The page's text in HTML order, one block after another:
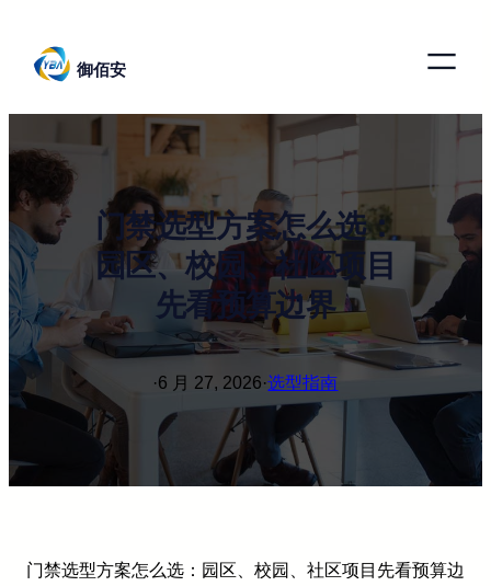
御佰安
门禁选型方案怎么选：
园区、校园、社区项目
先看预算边界
·6 月 27, 2026·选型指南
门禁选型方案怎么选：园区、校园、社区项目先看预算边